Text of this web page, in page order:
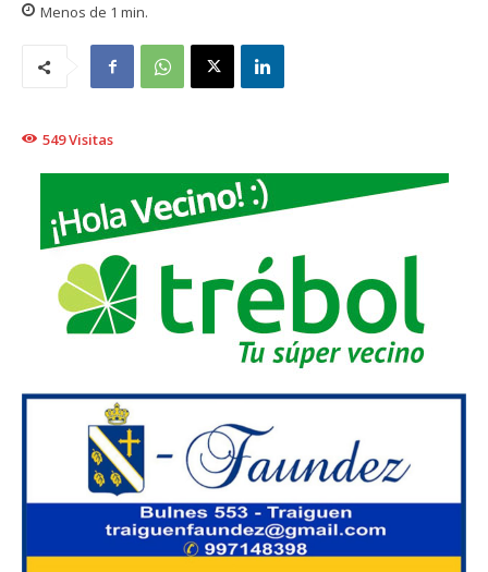
Menos de 1 min.
549Visitas